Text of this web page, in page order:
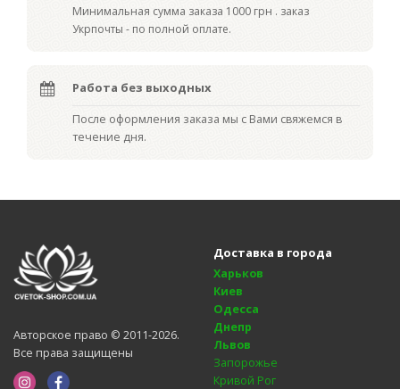
Минимальная сумма заказа 1000 грн . заказ
Укрпочты - по полной оплате.
Работа без выходных
После оформления заказа мы с Вами свяжемся в
течение дня.
Авторское право © 2011-2026.
Все права защищены
Доставка в города
Харьков
Киев
Одесса
Днепр
Львов
Запорожье
Кривой Рог